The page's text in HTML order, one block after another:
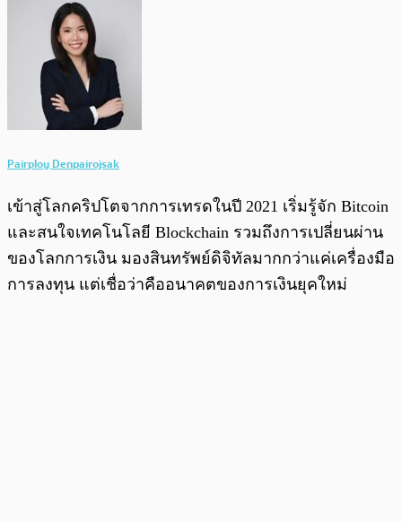
Pairploy Denpairojsak
เข้าสู่โลกคริปโตจากการเทรดในปี 2021 เริ่มรู้จัก Bitcoin
และสนใจเทคโนโลยี Blockchain รวมถึงการเปลี่ยนผ่าน
ของโลกการเงิน มองสินทรัพย์ดิจิทัลมากกว่าแค่เครื่องมือ
การลงทุน แต่เชื่อว่าคืออนาคตของการเงินยุคใหม่